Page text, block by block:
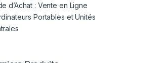
d’Achat : Vente en Ligne
Portables et Unités